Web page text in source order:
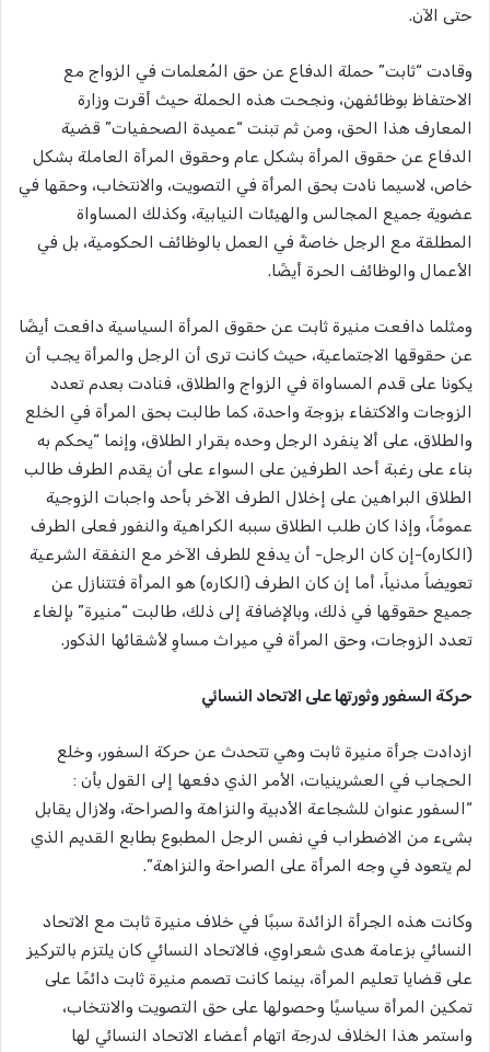
حتى الآن.
وقادت “ثابت” حملة الدفاع عن حق المُعلمات في الزواج مع
الاحتفاظ بوظائفهن، ونجحت هذه الحملة حيث أقرت وزارة
المعارف هذا الحق، ومن ثم تبنت “عميدة الصحفيات” قضية
الدفاع عن حقوق المرأة بشكل عام وحقوق المرأة العاملة بشكل
خاص، لاسيما نادت بحق المرأة في التصويت، والانتخاب، وحقها في
عضوية جميع المجالس والهيئات النيابية، وكذلك المساواة
المطلقة مع الرجل خاصةً في العمل بالوظائف الحكومية، بل في
الأعمال والوظائف الحرة أيضًا.
ومثلما دافعت منيرة ثابت عن حقوق المرأة السياسية دافعت أيضًا
عن حقوقها الاجتماعية، حيث كانت ترى أن الرجل والمرأة يجب أن
يكونا على قدم المساواة في الزواج والطلاق، فنادت بعدم تعدد
الزوجات والاكتفاء بزوجة واحدة، كما طالبت بحق المرأة في الخلع
والطلاق، على ألا ينفرد الرجل وحده بقرار الطلاق، وإنما “يحكم به
بناء على رغبة أحد الطرفين على السواء على أن يقدم الطرف طالب
الطلاق البراهين على إخلال الطرف الآخر بأحد واجبات الزوجية
عمومًاً، وإذا كان طلب الطلاق سببه الكراهية والنفور فعلى الطرف
(الكاره)-إن كان الرجل- أن يدفع للطرف الآخر مع النفقة الشرعية
تعويضاً مدنياً، أما إن كان الطرف (الكاره) هو المرأة فتتنازل عن
جميع حقوقها في ذلك، وبالإضافة إلى ذلك، طالبت “منيرة” بإلغاء
تعدد الزوجات، وحق المرأة في ميراث مساوِ لأشقائها الذكور.
حركة السفور وثورتها على الاتحاد النسائي
ازدادت جرأة منيرة ثابت وهي تتحدث عن حركة السفور، وخلع
الحجاب في العشرينيات، الأمر الذي دفعها إلى القول بأن :
“السفور عنوان للشجاعة الأدبية والنزاهة والصراحة، ولازال يقابل
بشىء من الاضطراب في نفس الرجل المطبوع بطابع القديم الذي
لم يتعود في وجه المرأة على الصراحة والنزاهة”.
وكانت هذه الجرأة الزائدة سببًا في خلاف منيرة ثابت مع الاتحاد
النسائي بزعامة هدى شعراوي، فالاتحاد النسائي كان يلتزم بالتركيز
على قضايا تعليم المرأة، بينما كانت تصمم منيرة ثابت دائمًا على
تمكين المرأة سياسيًا وحصولها على حق التصويت والانتخاب،
واستمر هذا الخلاف لدرجة اتهام أعضاء الاتحاد النسائي لها